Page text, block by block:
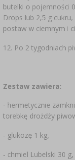
butelki o pojemności
Drops lub 2,5 g
postaw w ciemnym i
12. Po 2 tygodniach
Zestaw zawiera:
- hermetycznie
torebkę drożdży
- glukozę 1 kg,
- chmiel Lubelski 30 g,